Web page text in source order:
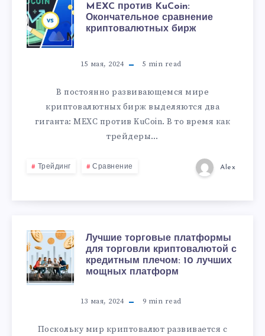
MEXC против KuCoin:
Окончательное сравнение
криптовалютных бирж
15 мая, 2024 5 min read
В постоянно развивающемся мире
криптовалютных бирж выделяются два
гиганта: MEXC против KuCoin. В то время как
трейдеры…
Трейдинг Сравнение Alex
Лучшие торговые платформы
для торговли криптовалютой с
кредитным плечом: 10 лучших
мощных платформ
13 мая, 2024 9 min read
Поскольку мир криптовалют развивается с